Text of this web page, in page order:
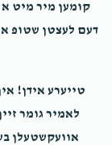
קומען מיר מיט א
דעם לעצטן שטופ
טייערע אידן!
לאמיר גומר
אוועקשטעלן